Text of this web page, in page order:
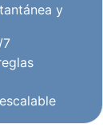
y
7